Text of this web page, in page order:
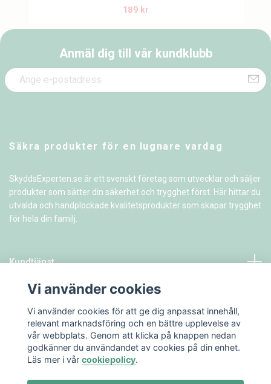
189 kr
Anmäl dig till vår kundklubb
Säkra produkter för en lugnare vardag
SkyddsExperten.se är ett svenskt företag som utvecklar och säljer
produkter som sätter din säkerhet och trygghet först. Här hittar du
utvalda och handplockade kvalitetsprodukter som skapar trygghet
för hela din familj.
Kundtjänst
Information
Vi använder cookies
Vi använder cookies för att ge dig anpassat innehåll,
relevant marknadsföring och en bättre upplevelse av
vår webbplats. Genom att klicka på knappen nedan
godkänner du användandet av cookies på din enhet.
Läs mer i vår cookiepolicy.